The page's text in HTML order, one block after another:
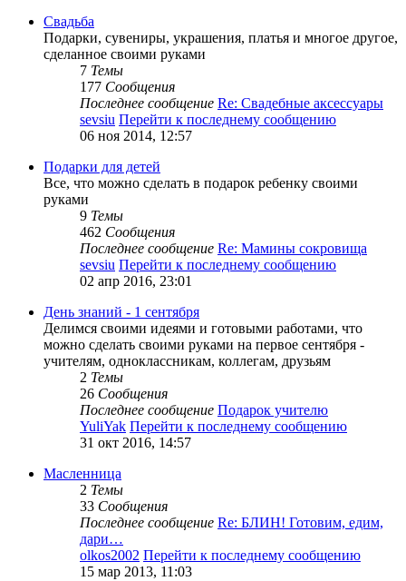
Свадьба
Подарки, сувениры, украшения, платья и многое другое,
сделанное своими руками
7 Темы
177 Сообщения
Последнее сообщение Re: Свадебные аксессуары
sevsiu Перейти к последнему сообщению
06 ноя 2014, 12:57
Подарки для детей
Все, что можно сделать в подарок ребенку своими
руками
9 Темы
462 Сообщения
Последнее сообщение Re: Мамины сокровища
sevsiu Перейти к последнему сообщению
02 апр 2016, 23:01
День знаний - 1 сентября
Делимся своими идеями и готовыми работами, что
можно сделать своими руками на первое сентября -
учителям, одноклассникам, коллегам, друзьям
2 Темы
26 Сообщения
Последнее сообщение Подарок учителю
YuliYak Перейти к последнему сообщению
31 окт 2016, 14:57
Масленница
2 Темы
33 Сообщения
Последнее сообщение Re: БЛИН! Готовим, едим,
дари…
olkos2002 Перейти к последнему сообщению
15 мар 2013, 11:03